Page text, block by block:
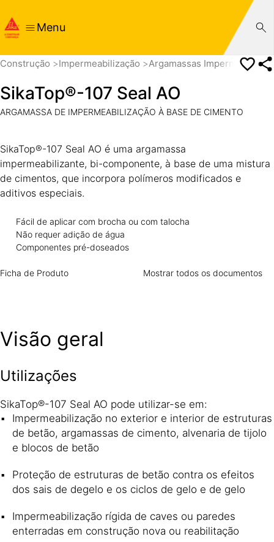
Menu
Construção Impermeabilização Argamassas
SikaTop®-107 Seal AO
ARGAMASSA DE IMPERMEABILIZAÇÃO À BASE DE CIMENTO
SikaTop®-107 Seal AO é uma argamassa
impermeabilizante, bi-componente, à base de uma mistura
de cimentos, que incorpora polímeros modificados e
aditivos especiais.
Fácil de aplicar com brocha ou com talocha
Não requer adição de água
Componentes pré-doseados
Ficha de Produto Mostrar todos os documentos
Visão geral
Utilizações
SikaTop®-107 Seal AO pode utilizar-se em:
Impermeabilização no exterior e interior de estruturas
de betão, argamassas de cimento, alvenaria de tijolo
e blocos de betão
Proteção de estruturas de betão contra os efeitos
dos sais de degelo e os ciclos de gelo e de gelo
Impermeabilização rígida de caves ou paredes
enterradas em construção nova ou reabilitação